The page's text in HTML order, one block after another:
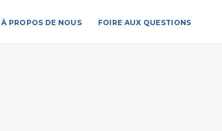
À PROPOS DE NOUS FOIRE AUX QUESTIONS